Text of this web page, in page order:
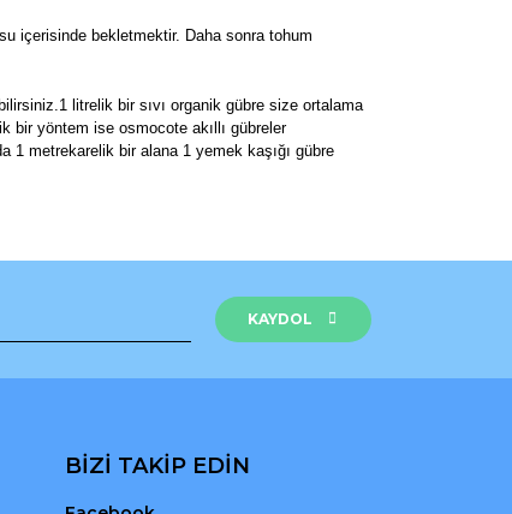
içerisinde bekletmektir. Daha sonra tohum
litrelik bir sıvı organik gübre size ortalama
bir yöntem ise osmocote akıllı gübreler
1 metrekarelik bir alana 1 yemek kaşığı gübre
KAYDOL
BİZİ TAKİP EDİN